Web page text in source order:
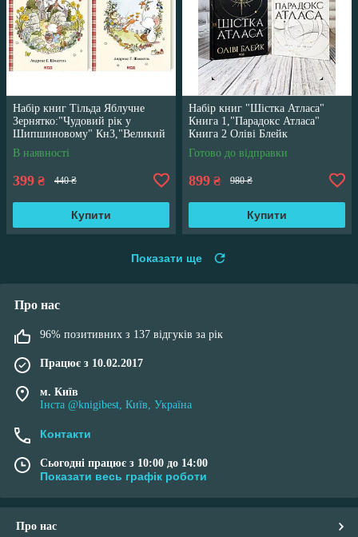
Набір книг Тільда Яблучне
Зернятко:"Чудовий рік у
Шипшиновому" Кн3,"Великий
переполох" Кн 4
В наявності
399 ₴ 440 ₴
Купити
Набір книг "Шістка Атласа"
Книга 1,"Парадокс Атласа"
Книга 2 Оліві Блейк
Готово до відправки
899 ₴ 980 ₴
Купити
Показати ще
Про нас
96% позитивних з 137 відгуків за рік
Працює з 10.02.2017
м. Київ
Інста @knigibest, Київ, Україна
Контакти
Сьогодні працює з 10:00 до 14:00
Показати весь графік роботи
Про нас